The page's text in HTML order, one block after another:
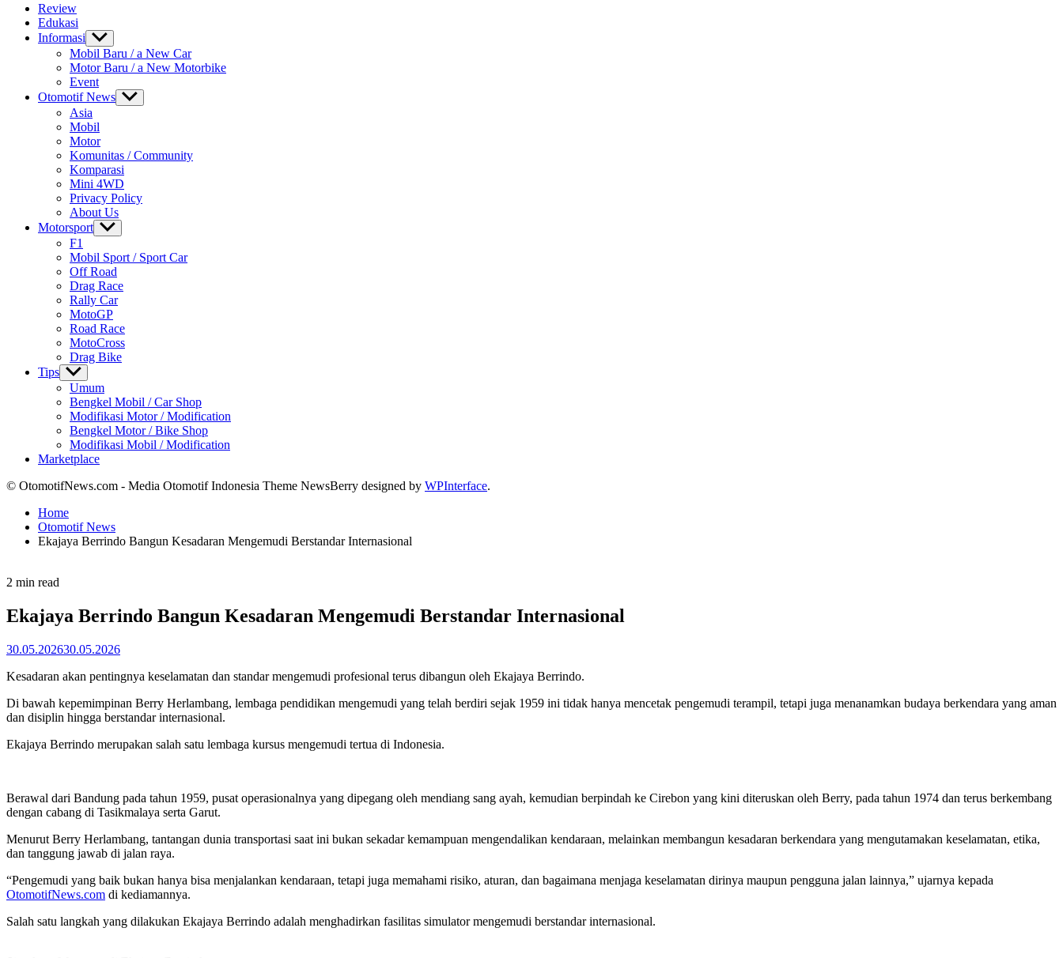
Review
Edukasi
Informasi Show
sub
menu
Mobil Baru / a New Car
Motor Baru / a New Motorbike
Event
Otomotif News Show
sub
Asia
Mobil
Motor
Komunitas / Community
Komparasi
Mini 4WD
Privacy Policy
About Us
Motorsport Show
sub
menu
F1
Mobil Sport / Sport Car
Off Road
Drag Race
Rally Car
MotoGP
Road Race
MotoCross
Drag Bike
Tips Show
sub
menu
Umum
Bengkel Mobil / Car Shop
Modifikasi Motor / Modification
Bengkel Motor / Bike Shop
Modifikasi Mobil / Modification
Marketplace
© OtomotifNews.com - Media Otomotif Indonesia Theme NewsBerry designed by WPInterface.
Home
Otomotif News
Ekajaya Berrindo Bangun Kesadaran Mengemudi Berstandar Internasional
Estimated
time
2 min read
Ekajaya Berrindo Bangun Kesadaran Mengemudi Berstandar Internasional
30.05.202630.05.2026
Kesadaran akan pentingnya keselamatan dan standar mengemudi profesional terus dibangun oleh Ekajaya Berrindo.
Di bawah kepemimpinan Berry Herlambang, lembaga pendidikan mengemudi yang telah berdiri sejak 1959 ini tidak hanya mencetak pengemudi terampil, tetapi juga menanamkan budaya berkendara yang aman
dan disiplin hingga berstandar internasional.
Ekajaya Berrindo merupakan salah satu lembaga kursus mengemudi tertua di Indonesia.
Berawal dari Bandung pada tahun 1959, pusat operasionalnya yang dipegang oleh mendiang sang ayah, kemudian berpindah ke Cirebon yang kini diteruskan oleh Berry, pada tahun 1974 dan terus berkembang
dengan cabang di Tasikmalaya serta Garut.
Menurut Berry Herlambang, tantangan dunia transportasi saat ini bukan sekadar kemampuan mengendalikan kendaraan, melainkan membangun kesadaran berkendara yang mengutamakan keselamatan, etika,
dan tanggung jawab di jalan raya.
“Pengemudi yang baik bukan hanya bisa menjalankan kendaraan, tetapi juga memahami risiko, aturan, dan bagaimana menjaga keselamatan dirinya maupun pengguna jalan lainnya,” ujarnya kepada
OtomotifNews.com di kediamannya.
Salah satu langkah yang dilakukan Ekajaya Berrindo adalah menghadirkan fasilitas simulator mengemudi berstandar internasional.